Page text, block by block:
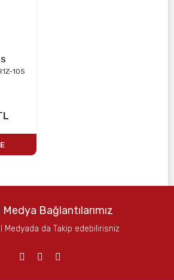
105
Bağlantılarımız
Medyada da Takip edebilirisniz